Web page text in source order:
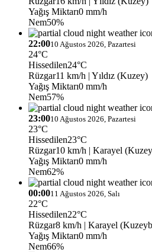
Yağış Miktarı0 mm/h
Nem50%
22:0010 Ağustos 2026, Pazartesi
24°C
Hissedilen24°C
Rüzgar11 km/h | Yıldız (Kuzey)
Yağış Miktarı0 mm/h
Nem57%
23:0010 Ağustos 2026, Pazartesi
23°C
Hissedilen23°C
Rüzgar10 km/h | Karayel
Yağış Miktarı0 mm/h
Nem62%
00:0011 Ağustos 2026, Salı
22°C
Hissedilen22°C
Rüzgar8 km/h | Karayel
Yağış Miktarı0 mm/h
Nem66%